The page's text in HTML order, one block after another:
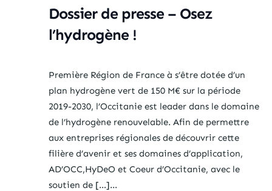
Dossier de presse – Osez
l’hydrogène !
Première Région de France à s’être dotée d’un
plan hydrogène vert de 150 M€ sur la période
2019-2030, l’Occitanie est leader dans le domaine
de l’hydrogène renouvelable. Afin de permettre
aux entreprises régionales de découvrir cette
filière d’avenir et ses domaines d’application,
AD’OCC,HyDeO et Coeur d’Occitanie, avec le
soutien de […]...